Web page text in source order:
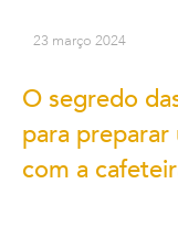
23 março 2024
O segredo
para
com a